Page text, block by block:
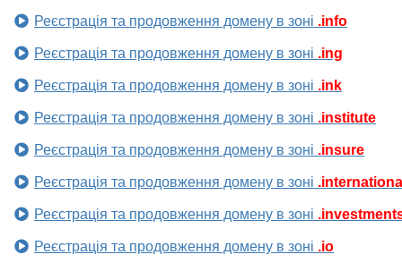
Реєстрація та продовження домену в зоні .info
Реєстрація та продовження домену в зоні .ing
Реєстрація та продовження домену в зоні .ink
Реєстрація та продовження домену в зоні .institute
Реєстрація та продовження домену в зоні .insure
Реєстрація та продовження домену в зоні
Реєстрація та продовження домену в зоні
Реєстрація та продовження домену в зоні .io